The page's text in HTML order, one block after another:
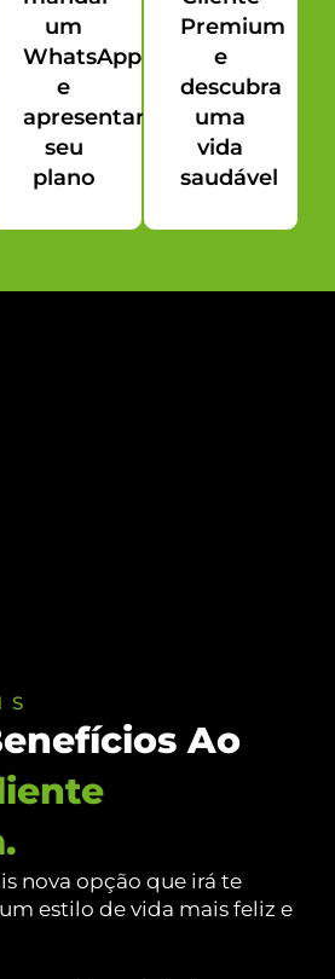
um
WhatsApp
e
apresentar
seu
plano
Premium
e
descubra
uma
vida
saudável
Ao
nova opção que irá te
estilo de vida mais feliz e